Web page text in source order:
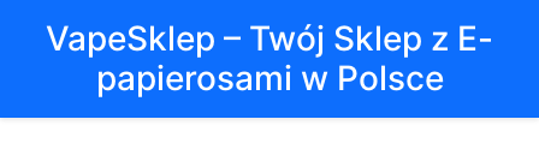
VapeSklep – Twój Sklep z E-
papierosami w Polsce